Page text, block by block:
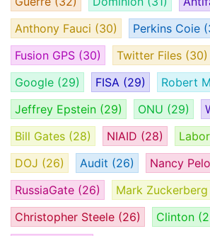
Anthony Fauci (30) Perkins Coie
Fusion GPS (30) Twitter Files (30)
Google (29) FISA (29) Robert
Jeffrey Epstein (29) ONU (29)
Bill Gates (28) NIAID (28)
DOJ (26) Audit (26) Nancy
RussiaGate (26) Mark Zuckerberg
Christopher Steele (26) Clinton